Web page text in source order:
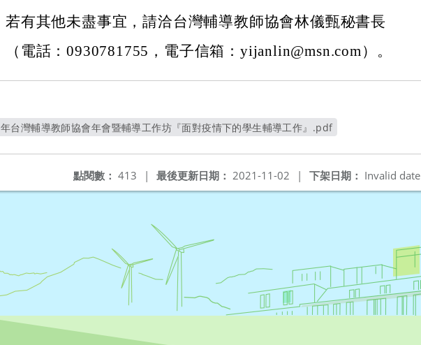
若有其他未盡事宜，請洽台灣輔導教師協會林儀甄秘書長
（電話：0930781755，電子信箱：yijanlin@msn.com）。
台灣輔導教師協會年會暨輔導工作坊『面對疫情下的學生輔導工作』.pdf
下架日期： Invalid date
最後更新日期： 2021-11-02 |
點閱數： 413 |